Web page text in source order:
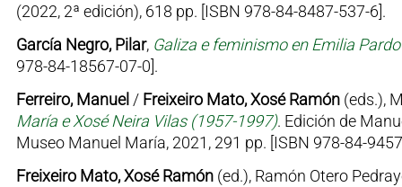
(2022, 2ª edición), 618 pp. [ISBN 978-84-8487-537-6].
García Negro, Pilar, Galiza e feminismo en Emilia
978-84-18567-07-0].
Ferreiro, Manuel / Freixeiro Mato, Xosé Ramón(eds.),
María e Xosé Neira Vilas (1957-1997). Edición de
Museo Manuel María, 2021, 291 pp. [ISBN 978-84-
Freixeiro Mato, Xosé Ramón(ed.), Ramón Otero